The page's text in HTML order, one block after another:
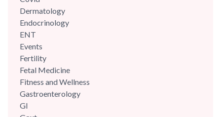
Dermatology
Endocrinology
ENT
Events
Fertility
Fetal Medicine
Fitness and Wellness
Gastroenterology
GI